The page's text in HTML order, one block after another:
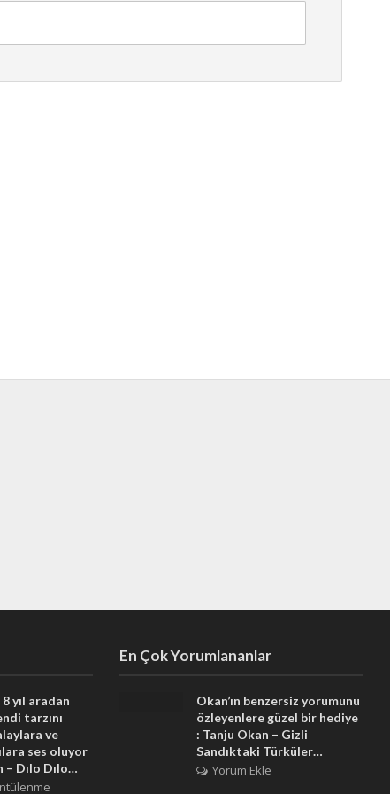
yıl aradan
tarzını
ve
ses oluyor
– Dılo Dılo…
En Çok Yorumlananlar
Okan’ın benzersiz yorumunu
özleyenlere güzel bir hediye
: Tanju Okan – Gizli
Sandıktaki Türküler…
Yorum Ekle